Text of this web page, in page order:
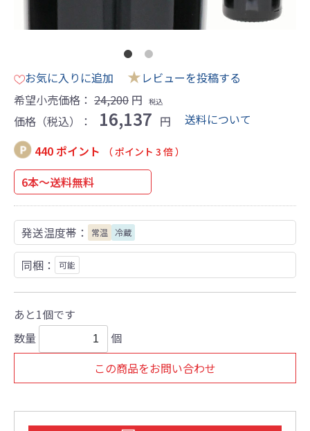
お気に入りに追加 ★レビューを投稿する
希望小売価格： 24,200 円 税込
価格（税込）： 16,137 円
送料について
440 ポイント
（ ポイント 3 倍 ）
6本～送料無料
発送温度帯： 常温 冷蔵
同梱： 可能
あと1個です
数量
個
この商品をお問い合わせ